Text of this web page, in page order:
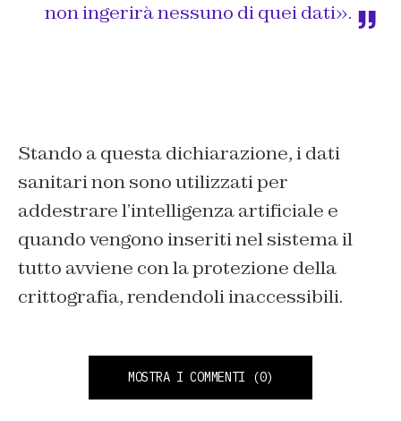
non ingerirà nessuno di quei dati».
Stando a questa dichiarazione, i dati
sanitari non sono utilizzati per
addestrare l’intelligenza artificiale e
quando vengono inseriti nel sistema il
tutto avviene con la protezione della
crittografia, rendendoli inaccessibili.
MOSTRA I COMMENTI (0)